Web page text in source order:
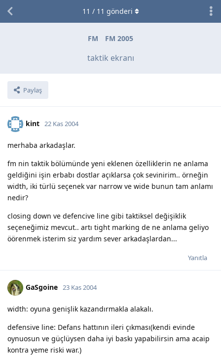
FM FM 2005
taktik ekranı
Paylaş
11 / 11 gönderi
kint 22 Kas 2004
merhaba arkadaşlar.
fm nin taktik bölümünde yeni eklenen özelliklerin ne anlama
geldiğini işin erbabı dostlar açıklarsa çok sevinirim.. örneğin
width, iki türlü seçenek var narrow ve wide bunun tam anlamı
nedir?
closing down ve defencive line gibi taktiksel değişiklik
seçeneğimiz mevcut.. artı tight marking de ne anlama geliyo
öörenmek isterim siz yardım sever arkadaşlardan...
Yanıtla
GaSgoine 23 Kas 2004
width: oyuna genişlik kazandırmakla alakalı.
defensive line: Defans hattının ileri çıkması(kendi evinde
oynuosun ve güçlüysen daha iyi baskı yapabilirsin ama acaip
kontra yeme riski war.)